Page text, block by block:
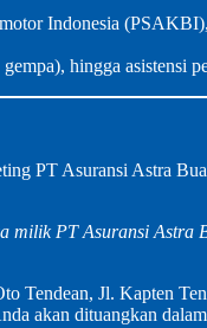
Indonesia
hingga asistensi
PT Asuransi Astra
milik PT Asuransi Astra
Tendean, Jl. Kapten
akan dituangkan